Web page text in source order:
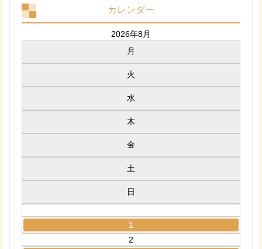
カレンダー
2026年8月
月
火
水
木
金
土
日
1
2